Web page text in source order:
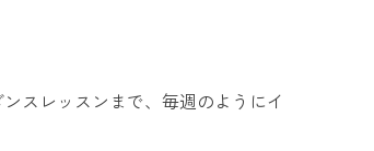
スレッスンまで、毎週のようにイ